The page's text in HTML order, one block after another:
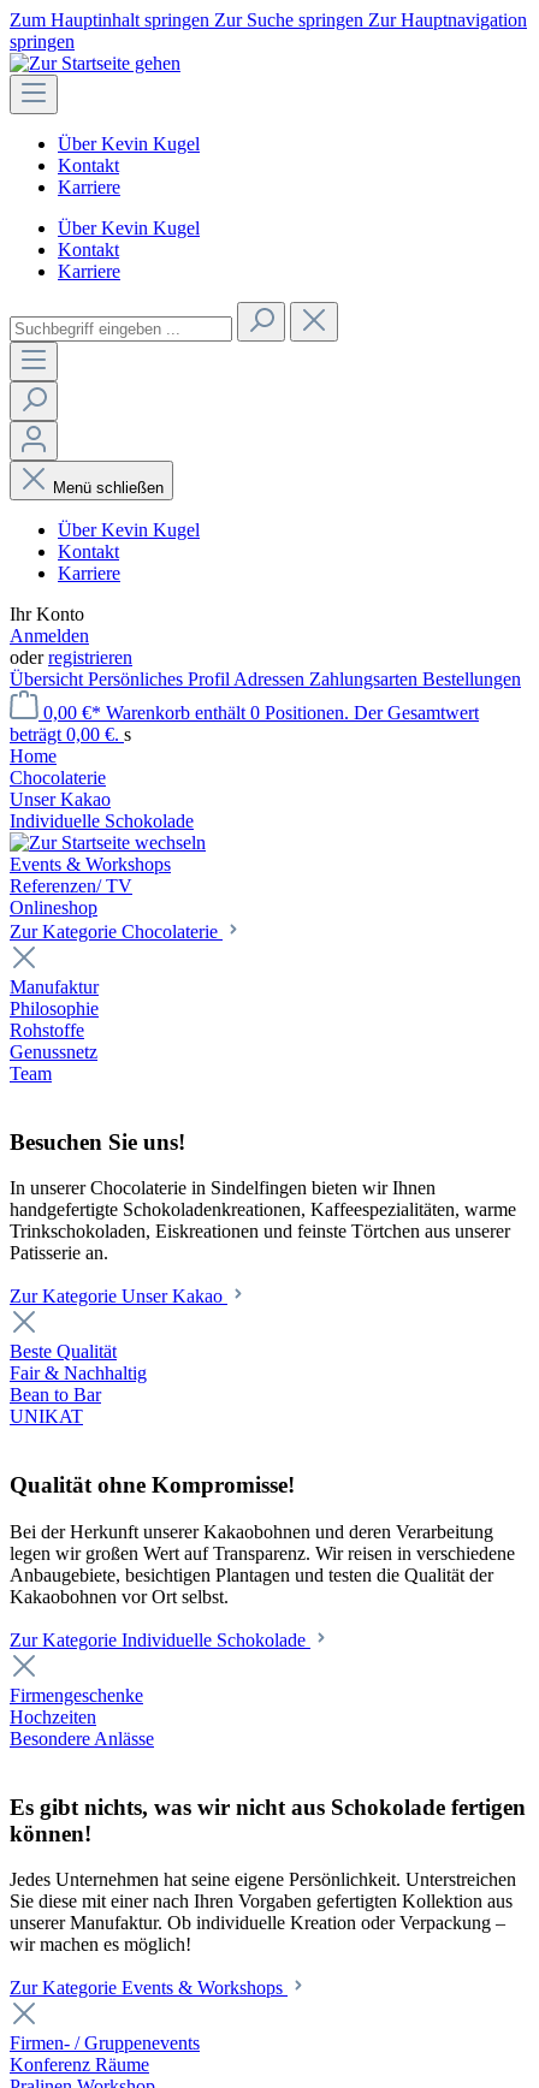
Zum Hauptinhalt springen Zur Suche springen Zur Hauptnavigation
springen
Über Kevin Kugel
Kontakt
Karriere
Über Kevin Kugel
Kontakt
Karriere
Menü schließen
Über Kevin Kugel
Kontakt
Karriere
Ihr Konto
Anmelden
oderregistrieren
Übersicht Persönliches Profil Adressen Zahlungsarten Bestellungen
0,00 €* Warenkorb enthält 0 Positionen. Der Gesamtwert
beträgt 0,00 €. s
Home
Chocolaterie
Unser Kakao
Individuelle Schokolade
Events & Workshops
Referenzen/ TV
Onlineshop
Zur Kategorie Chocolaterie
Manufaktur
Philosophie
Rohstoffe
Genussnetz
Team
Besuchen Sie uns!
In unserer Chocolaterie in Sindelfingen bieten wir Ihnen
handgefertigte Schokoladenkreationen, Kaffeespezialitäten, warme
Trinkschokoladen, Eiskreationen und feinste Törtchen aus unserer
Patisserie an.
Zur Kategorie Unser Kakao
Beste Qualität
Fair & Nachhaltig
Bean to Bar
UNIKAT
Qualität ohne Kompromisse!
Bei der Herkunft unserer Kakaobohnen und deren Verarbeitung
legen wir großen Wert auf Transparenz. Wir reisen in verschiedene
Anbaugebiete, besichtigen Plantagen und testen die Qualität der
Kakaobohnen vor Ort selbst.
Zur Kategorie Individuelle Schokolade
Firmengeschenke
Hochzeiten
Besondere Anlässe
Es gibt nichts, was wir nicht aus Schokolade fertigen
können!
Jedes Unternehmen hat seine eigene Persönlichkeit. Unterstreichen
Sie diese mit einer nach Ihren Vorgaben gefertigten Kollektion aus
unserer Manufaktur. Ob individuelle Kreation oder Verpackung –
wir machen es möglich!
Zur Kategorie Events & Workshops
Firmen- / Gruppenevents
Konferenz Räume